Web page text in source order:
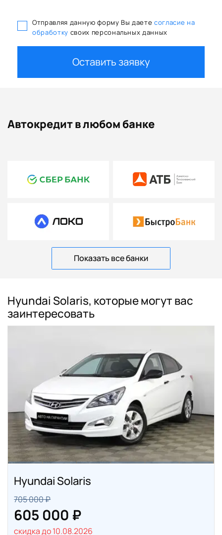
Отправляя данную форму Вы даете согласие на
обработку своих персональных данных
Оставить заявку
Автокредит в любом банке
Показать все банки
Hyundai Solaris, которые могут вас
заинтересовать
Hyundai Solaris
705 000 ₽
605 000 ₽
скидка до 10.08.2026